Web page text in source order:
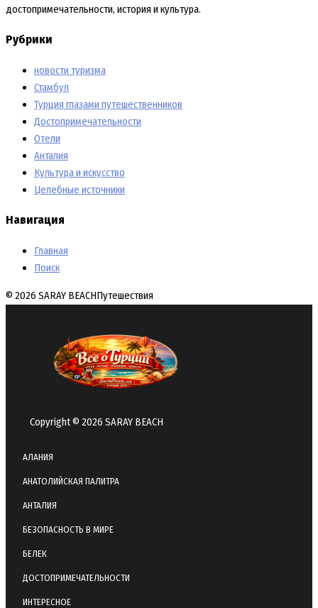
достопримечательности, история и культура.
Рубрики
новости туризма
Стамбул
Турция глазами путешественников
Достопримечательности
Отели
Анталия
Культура и искусство
Целебные источники
Навигация
Главная
Поиск
© 2026 SARAY BEACHПутешествия
Copyright © 2026 SARAY BEACH
АЛАНИЯ
АНАТОЛИЙСКАЯ ПАЛИТРА
АНТАЛИЯ
БЕЗОПАСНОСТЬ В МИРЕ
БЕЛЕК
ДОСТОПРИМЕЧАТЕЛЬНОСТИ
ИНТЕРЕСНОЕ